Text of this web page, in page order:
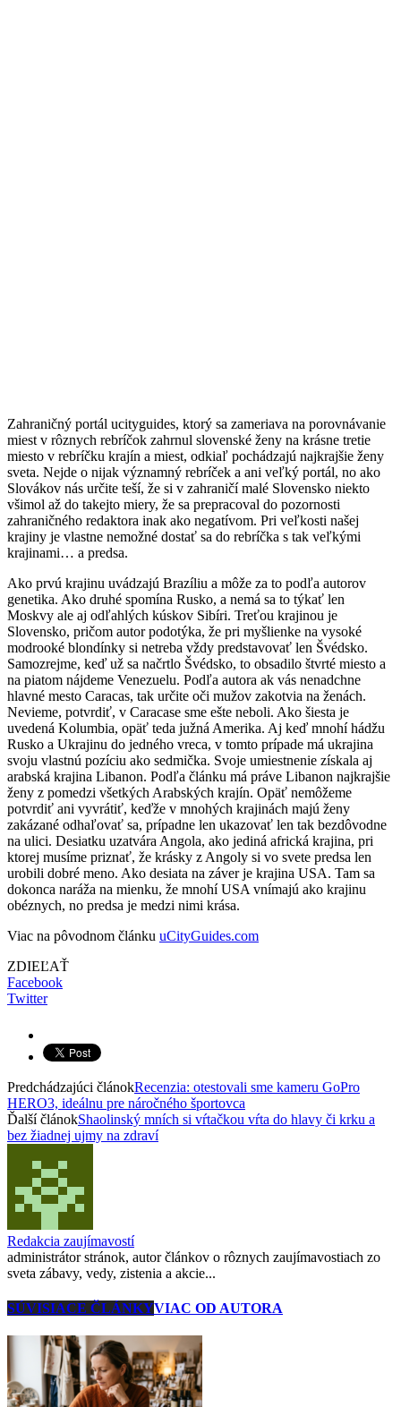
Zahraničný portál ucityguides, ktorý sa zameriava na porovnávanie
miest v rôznych rebríčok zahrnul slovenské ženy na krásne tretie
miesto v rebríčku krajín a miest, odkiaľ pochádzajú najkrajšie ženy
sveta. Nejde o nijak významný rebríček a ani veľký portál, no ako
Slovákov nás určite teší, že si v zahraničí malé Slovensko niekto
všimol až do takejto miery, že sa prepracoval do pozornosti
zahraničného redaktora inak ako negatívom. Pri veľkosti našej
krajiny je vlastne nemožné dostať sa do rebríčka s tak veľkými
krajinami… a predsa.
Ako prvú krajinu uvádzajú Brazíliu a môže za to podľa autorov
genetika. Ako druhé spomína Rusko, a nemá sa to týkať len
Moskvy ale aj odľahlých kúskov Sibíri. Treťou krajinou je
Slovensko, pričom autor podotýka, že pri myšlienke na vysoké
modrooké blondínky si netreba vždy predstavovať len Švédsko.
Samozrejme, keď už sa načrtlo Švédsko, to obsadilo štvrté miesto a
na piatom nájdeme Venezuelu. Podľa autora ak vás nenadchne
hlavné mesto Caracas, tak určite oči mužov zakotvia na ženách.
Nevieme, potvrdiť, v Caracase sme ešte neboli. Ako šiesta je
uvedená Kolumbia, opäť teda južná Amerika. Aj keď mnohí hádžu
Rusko a Ukrajinu do jedného vreca, v tomto prípade má ukrajina
svoju vlastnú pozíciu ako sedmička. Svoje umiestnenie získala aj
arabská krajina Libanon. Podľa článku má práve Libanon najkrajšie
ženy z pomedzi všetkých Arabských krajín. Opäť nemôžeme
potvrdiť ani vyvrátiť, keďže v mnohých krajinách majú ženy
zakázané odhaľovať sa, prípadne len ukazovať len tak bezdôvodne
na ulici. Desiatku uzatvára Angola, ako jediná africká krajina, pri
ktorej musíme priznať, že krásky z Angoly si vo svete predsa len
urobili dobré meno. Ako desiata na záver je krajina USA. Tam sa
dokonca naráža na mienku, že mnohí USA vnímajú ako krajinu
obéznych, no predsa je medzi nimi krása.
Viac na pôvodnom článku uCityGuides.com
ZDIEĽAŤ
Facebook
Twitter
Predchádzajúci článokRecenzia: otestovali sme kameru GoPro
HERO3, ideálnu pre náročného športovca
Ďalší článokShaolinský mních si vŕtačkou vŕta do hlavy či krku a
bez žiadnej ujmy na zdraví
Redakcia zaujímavostí
administrátor stránok, autor článkov o rôznych zaujímavostiach zo
sveta zábavy, vedy, zistenia a akcie...
SÚVISIACE ČLÁNKYVIAC OD AUTORA